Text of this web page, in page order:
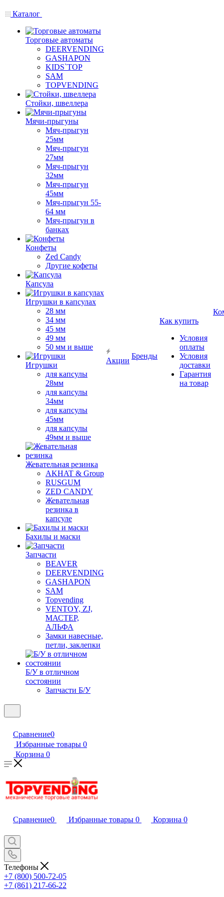
Каталог
Торговые автоматы
DEERVENDING
GASHAPON
KIDS`TOP
SAM
TOPVENDING
Стойки, швеллера
Мячи-прыгуны
Мяч-прыгун
25мм
Мяч-прыгун
27мм
Мяч-прыгун
32мм
Мяч-прыгун
45мм
Мяч-прыгун 55-
64 мм
Мяч-прыгун в
банках
Конфеты
Zed Candy
Другие кофеты
Капсула
Игрушки в капсулах
28 мм
34 мм
45 мм
49 мм
50 мм и выше
Игрушки
для капсулы
28мм
для капсулы
34мм
для капсулы
45мм
для капсулы
49мм и выше
Жевательная резинка
AKHAT & Group
RUSGUM
ZED CANDY
Жевательная
резинка в
капсуле
Бахилы и маски
Запчасти
BEAVER
DEERVENDING
GASHAPON
SAM
Topvending
VENTOY, ZJ,
МАСТЕР,
АЛЬФА
Замки навесные,
петли, заклепки
Б/У в отличном
состоянии
Запчасти Б/У
Акции
Бренды
Как купить
Условия
оплаты
Условия
доставки
Гарантия
на товар
Сравнение0
Избранные товары 0
Корзина 0
Сравнение0 Избранные товары 0 Корзина 0
Телефоны
+7 (800) 500-72-05
+7 (861) 217-66-22